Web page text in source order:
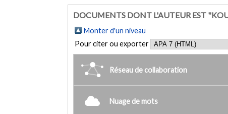
DOCUMENTS DONT L'AUTEUR EST
Monter d'un niveau
Pour citer ou exporter
Réseau de collaboration
Nuage de mots